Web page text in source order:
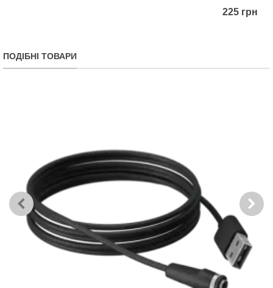
225 грн
ПОДІБНІ ТОВАРИ